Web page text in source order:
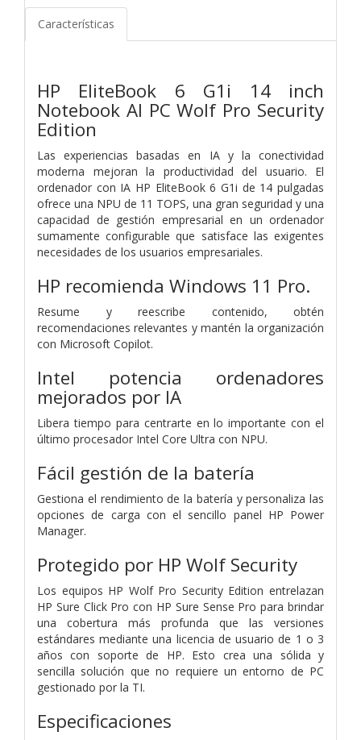
Características
HP EliteBook 6 G1i 14 inch
Notebook AI PC Wolf Pro Security
Edition
Las experiencias basadas en IA y la conectividad
moderna mejoran la productividad del usuario. El
ordenador con IA HP EliteBook 6 G1i de 14 pulgadas
ofrece una NPU de 11 TOPS, una gran seguridad y una
capacidad de gestión empresarial en un ordenador
sumamente configurable que satisface las exigentes
necesidades de los usuarios empresariales.
HP recomienda Windows 11 Pro.
Resume y reescribe contenido, obtén
recomendaciones relevantes y mantén la organización
con Microsoft Copilot.
Intel potencia ordenadores
mejorados por IA
Libera tiempo para centrarte en lo importante con el
último procesador Intel Core Ultra con NPU.
Fácil gestión de la batería
Gestiona el rendimiento de la batería y personaliza las
opciones de carga con el sencillo panel HP Power
Manager.
Protegido por HP Wolf Security
Los equipos HP Wolf Pro Security Edition entrelazan
HP Sure Click Pro con HP Sure Sense Pro para brindar
una cobertura más profunda que las versiones
estándares mediante una licencia de usuario de 1 o 3
años con soporte de HP. Esto crea una sólida y
sencilla solución que no requiere un entorno de PC
gestionado por la TI.
Especificaciones